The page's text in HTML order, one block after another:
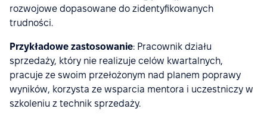
rozwojowe dopasowane do zidentyfikowanych
trudności.
Przykładowe zastosowanie: Pracownik działu
sprzedaży, który nie realizuje celów kwartalnych,
pracuje ze swoim przełożonym nad planem poprawy
wyników, korzysta ze wsparcia mentora i uczestniczy w
szkoleniu z technik sprzedaży.